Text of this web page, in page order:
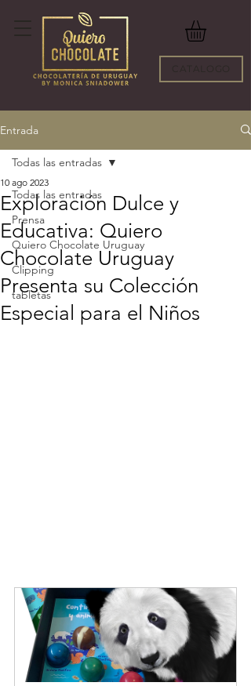
Entrada
Todas las entradas
Prensa
Quiero Chocolate Uruguay
Clipping
tabletas
Todas las entradas
Exploración Dulce y
Educativa: Quiero
Chocolate Uruguay
Presenta su Colección
Especial para el Niños
10 ago 2023